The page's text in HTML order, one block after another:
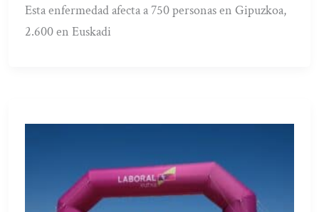
Esta enfermedad afecta a 750 personas en Gipuzkoa,
2.600 en Euskadi